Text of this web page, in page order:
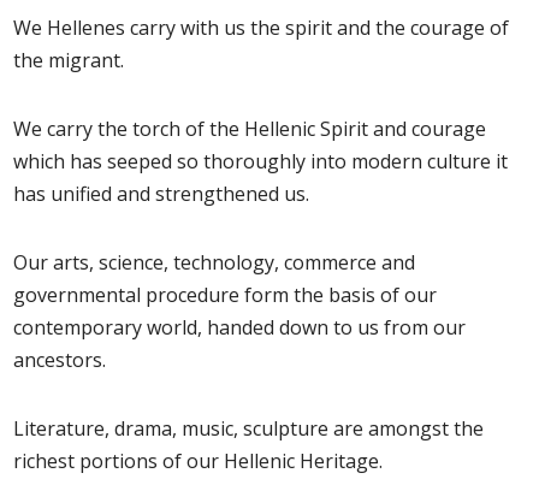
We Hellenes carry with us the spirit and the courage of
the migrant.
We carry the torch of the Hellenic Spirit and courage
which has seeped so thoroughly into modern culture it
has unified and strengthened us.
Our arts, science, technology, commerce and
governmental procedure form the basis of our
contemporary world, handed down to us from our
ancestors.
Literature, drama, music, sculpture are amongst the
richest portions of our Hellenic Heritage.